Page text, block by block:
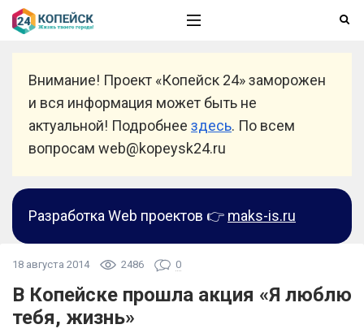
Внимание! Проект «Копейск 24» заморожен
и вся информация может быть не
актуальной! Подробнее здесь. По всем
вопросам web@kopeysk24.ru
Разработка Web проектов 👉 maks-is.ru
18 августа 2014 2486 0
В Копейске прошла акция «Я люблю
тебя, жизнь»